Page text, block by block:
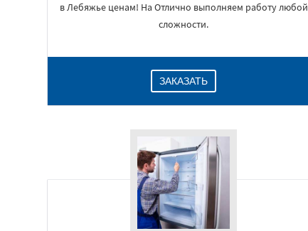
в Лебяжье ценам! На Отлично выполняем работу любой
сложности.
ЗАКАЗАТЬ